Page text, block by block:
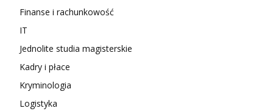
Finanse i rachunkowość
IT
Jednolite studia magisterskie
Kadry i płace
Kryminologia
Logistyka